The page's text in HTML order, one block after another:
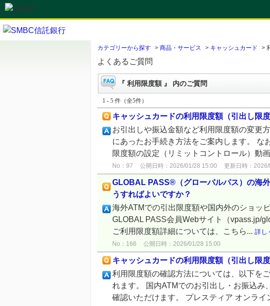
カテゴリーから探す > 商品・サービス > キャッシュカード >
よくあるご質問
『 利用限度額 』 内のご質問
1 - 5 件（全5件）
キャッシュカードの利用限度額（引出し限
お引出しや振込金額など利用限度額の変更
にあったお手続き方法をご案内します。 な
限度額の設定（リミットコントロール）動
No：97 公開日時：2026/01/28 15:00 更新日時：
GLOBAL PASS®（グローバルパス）の海
うすればよいですか？
海外ATMでの引出限度額や国内外のショッ
GLOBAL PASS会員Webサイト（vpass.jp/
ご利用限度額詳細については、こちら... 詳し
No：166 公開日時：2026/01/28 15:00
キャッシュカードの利用限度額（引出し限
利用限度額の確認方法については、以下を
れます。 国内ATMでのお引出し・お振込
確認いただけます。 プレスティア オンライ